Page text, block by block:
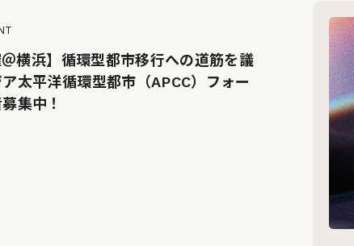
横浜】循環型都市移行への道筋を議
太平洋循環型都市（APCC）フォー
集中！